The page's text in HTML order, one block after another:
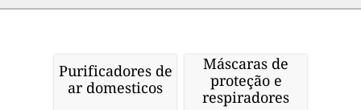
Purificadores de
ar domesticos
Máscaras de
proteção e
respiradores